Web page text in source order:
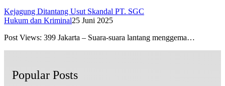
Kejagung Ditantang Usut Skandal PT. SGC
Hukum dan Kriminal25 Juni 2025
Post Views: 399 Jakarta – Suara-suara lantang menggema…
Popular Posts